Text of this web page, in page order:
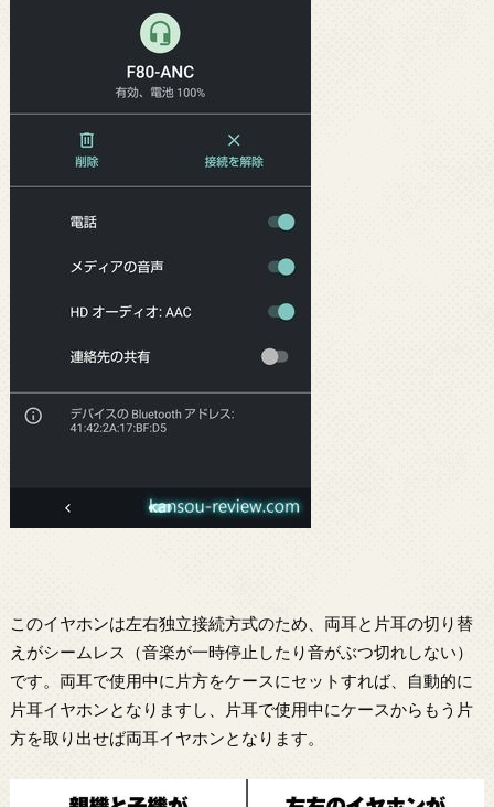
このイヤホンは左右独立接続方式のため、両耳と片耳の切り替
えがシームレス（音楽が一時停止したり音がぶつ切れしない）
です。両耳で使用中に片方をケースにセットすれば、自動的に
片耳イヤホンとなりますし、片耳で使用中にケースからもう片
方を取り出せば両耳イヤホンとなります。